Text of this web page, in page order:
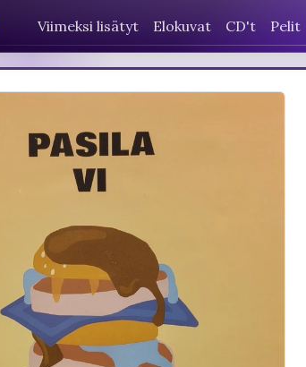
Viimeksi lisätyt Elokuvat CD't Pelit